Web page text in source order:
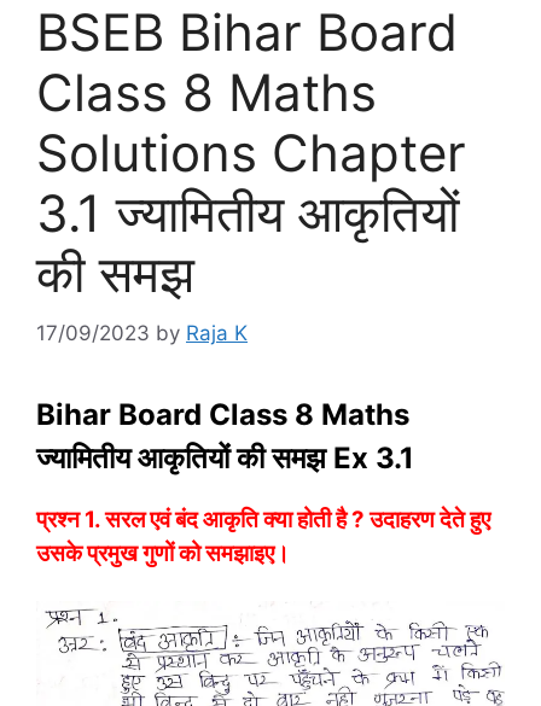
BSEB Bihar Board
Class 8 Maths
Solutions Chapter
3.1 ज्यामितीय आकृतियों
की समझ
17/09/2023 by Raja K
Bihar Board Class 8 Maths
ज्यामितीय आकृतियों की समझ Ex 3.1
प्रश्न 1. सरल एवं बंद आकृति क्या होती है ? उदाहरण देते हुए
उसके प्रमुख गुणों को समझाइए।